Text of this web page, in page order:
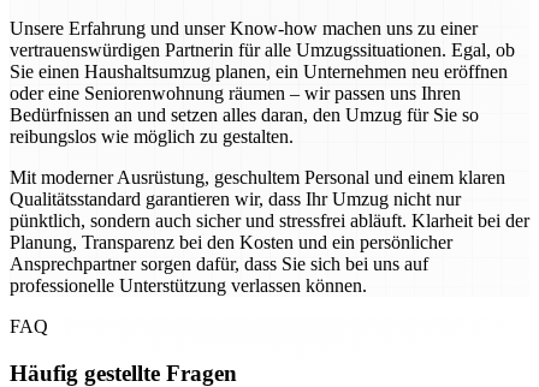
Unsere Erfahrung und unser Know-how machen uns zu einer
vertrauenswürdigen Partnerin für alle Umzugssituationen. Egal, ob
Sie einen Haushaltsumzug planen, ein Unternehmen neu eröffnen
oder eine Seniorenwohnung räumen – wir passen uns Ihren
Bedürfnissen an und setzen alles daran, den Umzug für Sie so
reibungslos wie möglich zu gestalten.
Mit moderner Ausrüstung, geschultem Personal und einem klaren
Qualitätsstandard garantieren wir, dass Ihr Umzug nicht nur
pünktlich, sondern auch sicher und stressfrei abläuft. Klarheit bei der
Planung, Transparenz bei den Kosten und ein persönlicher
Ansprechpartner sorgen dafür, dass Sie sich bei uns auf
professionelle Unterstützung verlassen können.
FAQ
Häufig gestellte Fragen